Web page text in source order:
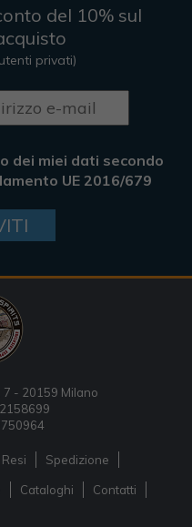
del 10% sul
privati)
dei miei dati secondo
UE 2016/679
7 - 20159 Milano
Resi Spedizione
Cataloghi Contatti